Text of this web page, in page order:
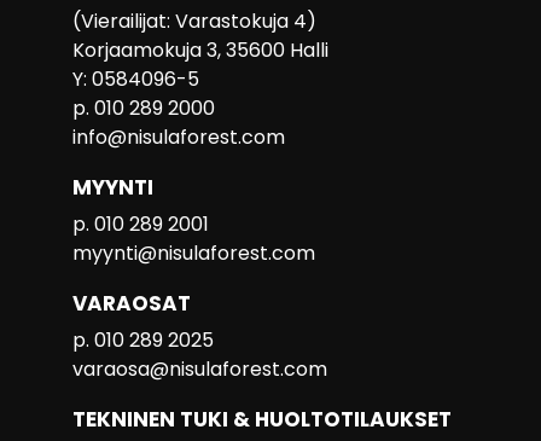
(Vierailijat: Varastokuja 4)
Korjaamokuja 3, 35600 Halli
Y: 0584096-5
p. 010 289 2000
info@nisulaforest.com
MYYNTI
p. 010 289 2001
myynti@nisulaforest.com
VARAOSAT
p. 010 289 2025
varaosa@nisulaforest.com
TEKNINEN TUKI & HUOLTOTILAUKSET